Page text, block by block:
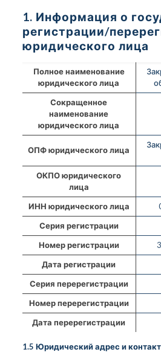
1. Информация о
регистрации/
юридического лица
Полное наименование
юридического лица
Сокращенное
наименование
юридического лица
ОПФ юридического лица
ОКПО юридического
лица
ИНН юридического лица
Серия регистрации
Номер регистрации
Дата регистрации
Серия перерегистрации
Номер перерегистрации
Дата перерегистрации
1.5 Юридический адрес и